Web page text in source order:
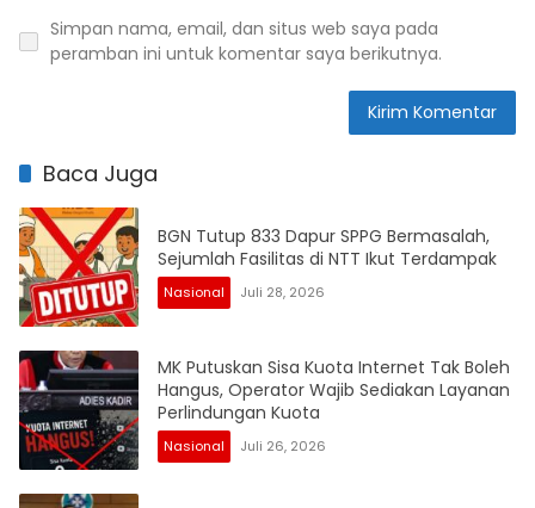
Simpan nama, email, dan situs web saya pada
peramban ini untuk komentar saya berikutnya.
Baca Juga
BGN Tutup 833 Dapur SPPG Bermasalah,
Sejumlah Fasilitas di NTT Ikut Terdampak
Nasional Juli 28, 2026
MK Putuskan Sisa Kuota Internet Tak Boleh
Hangus, Operator Wajib Sediakan Layanan
Perlindungan Kuota
Nasional Juli 26, 2026